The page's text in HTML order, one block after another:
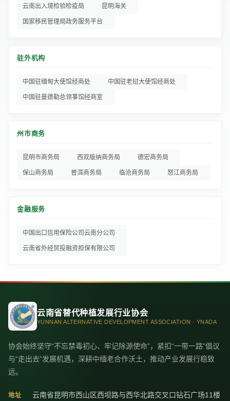
云南出入境检验检疫局 昆明海关
国家移民管理局政务服务平台
驻外机构
中国驻缅甸大使馆经商处 中国驻老挝大使馆经商处
中国驻曼德勒总领事馆经商室
州市商务
昆明市商务局 西双版纳商务局 德宏商务局
保山商务局 普洱商务局 临沧商务局 怒江商务局
金融服务
中国出口信用保险公司云南分公司
云南省外经贸投融资担保有限公司
云南省替代种植发展行业协会
YUNNAN ALTERNATIVE DEVELOPMENT ASSOCIATION · YNADA
协会始终坚守“不忘禁毒初心、牢记除源使命”，紧扣“一带一路”倡议
与“走出去”发展机遇，深耕中缅老合作沃土，推动产业发展行稳致
远。
地址
云南省昆明市西山区西坝路与西华北路交叉口钻石广场11楼